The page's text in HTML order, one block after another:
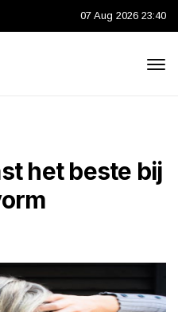
07 Aug 2026 23:40
het beste bij